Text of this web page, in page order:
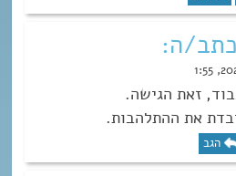
כתב/ה:
זאת הגישה.
את ההתלהבות.
הגב